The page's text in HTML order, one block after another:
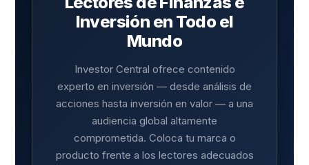
Inversión en Todo el
Mundo
Investor Central ofrece contenido
experto en inversión — desde análisis de
acciones hasta inversión en valor — a una
audiencia global altamente
comprometida. Coloca tu marca o
producto frente a los lectores adecuados